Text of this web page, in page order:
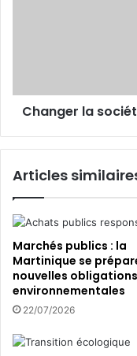
n
d
a
r
t
i
n
i
u
a
é
p
a
r
u
n
c
n
Changer la
Articles
Marchés publics : la
Martinique se
nouvelles obligations
environnementales
22/07/2026